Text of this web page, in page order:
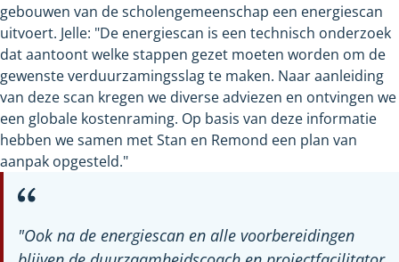
gebouwen van de scholengemeenschap een energiescan
uitvoert. Jelle: "De energiescan is een technisch onderzoek
dat aantoont welke stappen gezet moeten worden om de
gewenste verduurzamingsslag te maken. Naar aanleiding
van deze scan kregen we diverse adviezen en ontvingen we
een globale kostenraming. Op basis van deze informatie
hebben we samen met Stan en Remond een plan van
aanpak opgesteld."
"Ook na de energiescan en alle voorbereidingen